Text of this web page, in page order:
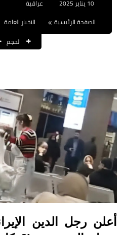
10 يناير 2025
عراقية
الصفحة الرئيسية
الاخبار العامة
الحجم
أعلن رجل الدين